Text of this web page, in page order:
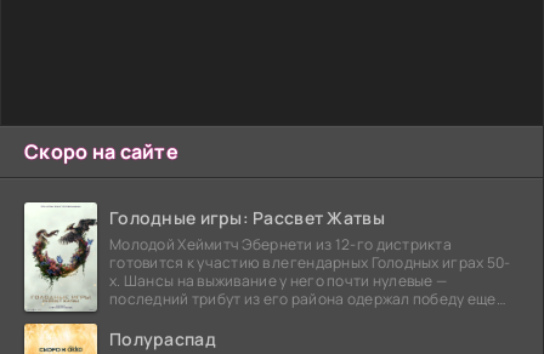
Скоро на сайте
Голодные игры: Рассвет Жатвы
Молодой Хеймитч Эбернети из 12-го дистрикта
готовится к участию в легендарных Голодных играх 50-
х. Шансы на выживание у него почти нулевые —
последний трибут из его района одержал победу еще
Полураспад